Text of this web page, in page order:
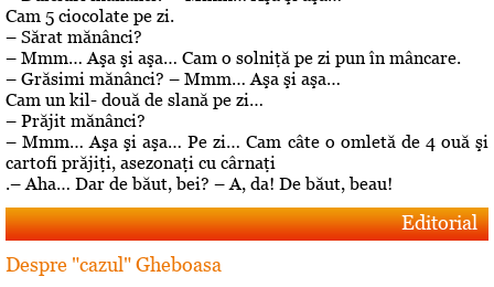
Cam 5 ciocolate pe zi.
– Sărat mănânci?
– Mmm… Aşa şi aşa… Cam o solniţă pe zi pun în mâncare.
– Grăsimi mănânci? – Mmm… Aşa şi aşa…
Cam un kil- două de slană pe zi…
– Prăjit mănânci?
– Mmm… Aşa şi aşa… Pe zi… Cam câte o omletă de 4 ouă şi
cartofi prăjiţi, asezonaţi cu cârnaţi
.– Aha… Dar de băut, bei? – A, da! De băut, beau!
Editorial
Despre "cazul" Gheboasa